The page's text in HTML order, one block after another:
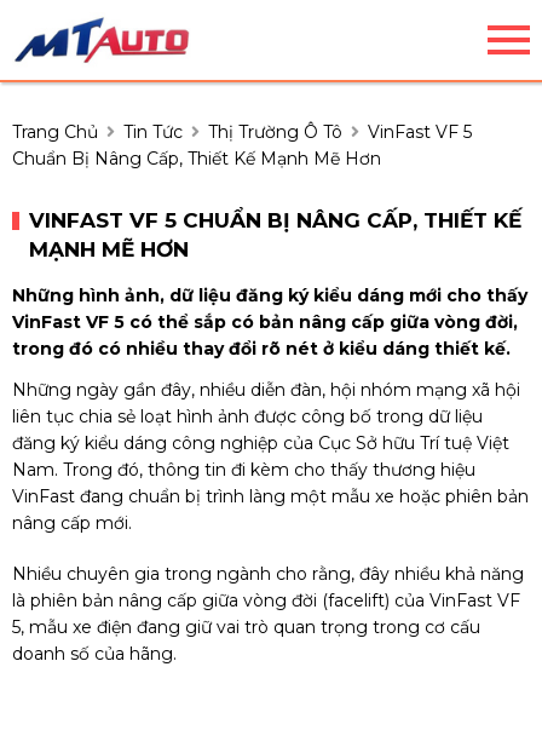
Trang Chủ Tin Tức Thị Trường Ô Tô
VinFast VF 5
Chuẩn Bị Nâng Cấp, Thiết Kế Mạnh Mẽ Hơn
VINFAST VF 5 CHUẨN BỊ NÂNG CẤP, THIẾT KẾ
MẠNH MẼ HƠN
Những hình ảnh, dữ liệu đăng ký kiểu dáng mới cho thấy
VinFast VF 5 có thể sắp có bản nâng cấp giữa vòng đời,
trong đó có nhiều thay đổi rõ nét ở kiểu dáng thiết kế.
Những ngày gần đây, nhiều diễn đàn, hội nhóm mạng xã hội
liên tục chia sẻ loạt hình ảnh được công bố trong dữ liệu
đăng ký kiểu dáng công nghiệp của Cục Sở hữu Trí tuệ Việt
Nam. Trong đó, thông tin đi kèm cho thấy thương hiệu
VinFast đang chuẩn bị trình làng một mẫu xe hoặc phiên bản
nâng cấp mới.
Nhiều chuyên gia trong ngành cho rằng, đây nhiều khả năng
là phiên bản nâng cấp giữa vòng đời (facelift) của VinFast VF
5, mẫu xe điện đang giữ vai trò quan trọng trong cơ cấu
doanh số của hãng.